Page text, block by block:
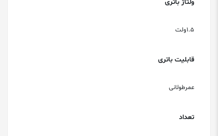
ولتاژ باتری
1.5ولت
قابلیت باتری
عمرطولانی
تعداد